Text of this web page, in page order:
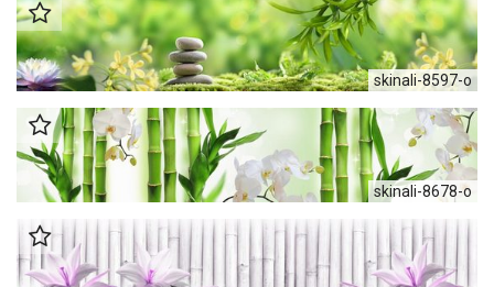
skinali-8597-o
skinali-8678-o